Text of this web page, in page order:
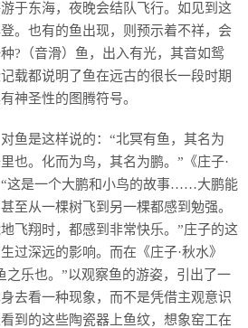
于东海，夜晚会结队飞行。如见到这
。也有的鱼出现，则预示着不祥，会
?（音滑）鱼，出入有光，其音如鸳
载都说明了鱼在远古的很长一段时期
神圣性的图腾符号。
鱼是这样说的：“北冥有鱼，其名为
也。化而为鸟，其名为鹏。”《庄子·
这是一个大鹏和小鸟的故事……大鹏能
至从一棵树飞到另一棵都感到勉强。
飞翔时，都感到非常快乐。”庄子的这
过深远的影响。而在《庄子·秋水》
之乐也。”以观察鱼的游姿，引出了一
去看一种现象，而不是凭借主观意识
到的这些陶瓷器上鱼纹，想象窑工在